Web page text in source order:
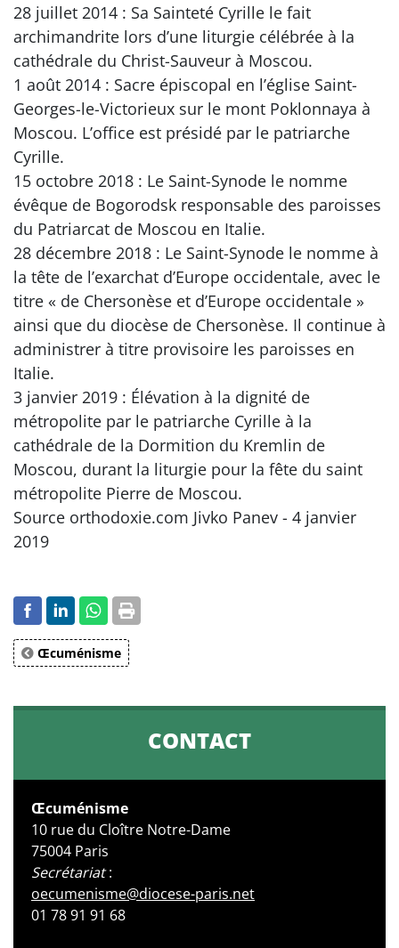
28 juillet 2014 : Sa Sainteté Cyrille le fait
archimandrite lors d’une liturgie célébrée à la
cathédrale du Christ-Sauveur à Moscou.
1 août 2014 : Sacre épiscopal en l’église Saint-
Georges-le-Victorieux sur le mont Poklonnaya à
Moscou. L’office est présidé par le patriarche
Cyrille.
15 octobre 2018 : Le Saint-Synode le nomme
évêque de Bogorodsk responsable des paroisses
du Patriarcat de Moscou en Italie.
28 décembre 2018 : Le Saint-Synode le nomme à
la tête de l’exarchat d’Europe occidentale, avec le
titre « de Chersonèse et d’Europe occidentale »
ainsi que du diocèse de Chersonèse. Il continue à
administrer à titre provisoire les paroisses en
Italie.
3 janvier 2019 : Élévation à la dignité de
métropolite par le patriarche Cyrille à la
cathédrale de la Dormition du Kremlin de
Moscou, durant la liturgie pour la fête du saint
métropolite Pierre de Moscou.
Source orthodoxie.com Jivko Panev - 4 janvier
2019
Œcuménisme
CONTACT
Œcuménisme
10 rue du Cloître Notre-Dame
75004 Paris
Secrétariat:
oecumenisme@diocese-paris.net
01 78 91 91 68